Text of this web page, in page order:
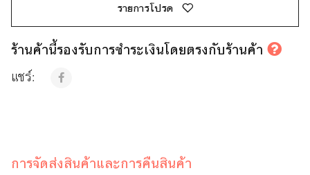
รายการโปรด
ร้านค้านี้รองรับการชำระเงินโดยตรงกับร้านค้า
แชร์:
การจัดส่งสินค้าและการคืนสินค้า